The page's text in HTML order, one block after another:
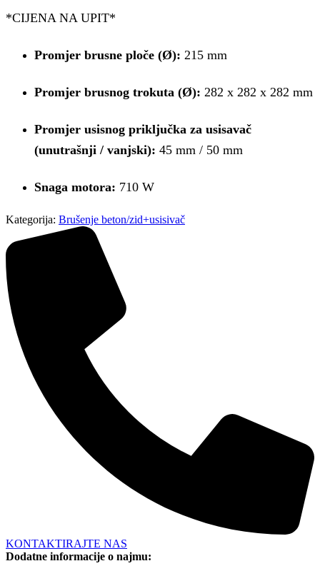
*CIJENA NA UPIT*
Promjer brusne ploče (Ø): 215 mm
Promjer brusnog trokuta (Ø): 282 x 282 x 282 mm
Promjer usisnog priključka za usisavač
(unutrašnji / vanjski): 45 mm / 50 mm
Snaga motora: 710 W
Kategorija: Brušenje beton/zid+usisivač
KONTAKTIRAJTE NAS
Dodatne informacije o najmu: